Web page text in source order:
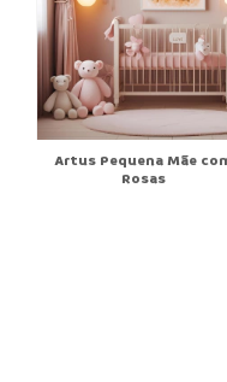
Artus Pequena Mãe
Rosas